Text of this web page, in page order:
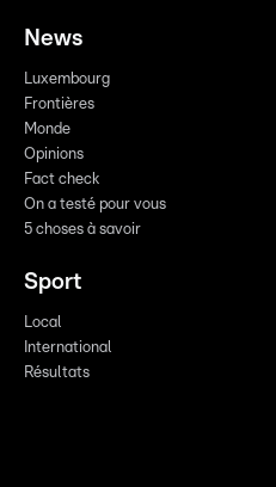
News
Luxembourg
Frontières
Monde
Opinions
Fact check
On a testé pour vous
5 choses à savoir
Sport
Local
International
Résultats